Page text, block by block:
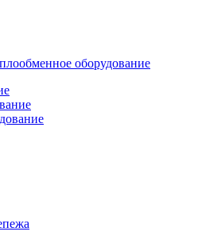
оборудование